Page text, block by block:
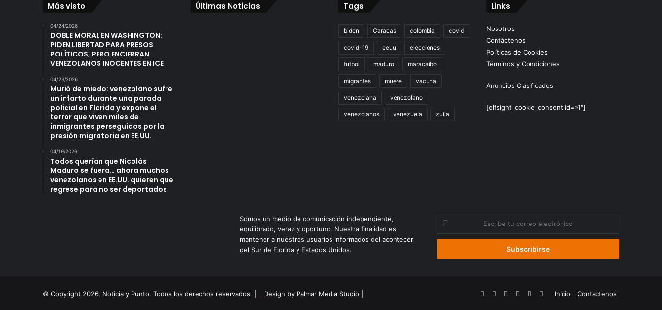
Más visto
04/24/2026
DOBLE MORAL EN WASHINGTON:
PIDEN LIBERTAD PARA PRESOS
POLÍTICOS, PERO ENCIERRAN
VENEZOLANOS INOCENTES EN ICE
04/23/2026
Murió de miedo: venezolano sufre
un infarto durante una parada
policial en Florida y expone el
terror que viven miles de
inmigrantes perseguidos por la
presión migratoria en EE.UU.
04/19/2026
Todos querían que Nicolás
Maduro se fuera… ahora muchos
venezolanos en EE.UU. quieren que
regrese para no ser deportados
Últimas Noticias Tags
biden Caracas colombia covid
covid-19 eeuu elecciones
futbol maduro maracaibo
migrantes muere vacuna
venezolana venezolano
venezolanos venezuela zulia
Links
Nosotros
Contáctenos
Políticas de Cookies
Términos y Condiciones
Anuncios Clasificados
[elfsight_cookie_consent id=»1″]
Somos un medio de comunicación independiente,
equilibrado, veraz y oportuno. Nuestra finalidad es
mantener a nuestros usuarios informados del acontecer
del Sur de Florida y Estados Unidos.
correo
© Copyright 2026, Noticia y Punto. Todos los derechos reservados | Design by Palmar Media Studio Inicio Contactenos
FacebookYouTubeInstagramTelegramWhatsApp
Google